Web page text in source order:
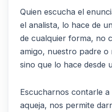
Quien escucha el
el analista, lo hace de
de cualquier forma, no
amigo, nuestro padre o
sino que lo hace desde
Escucharnos contarle
aqueja, nos permite